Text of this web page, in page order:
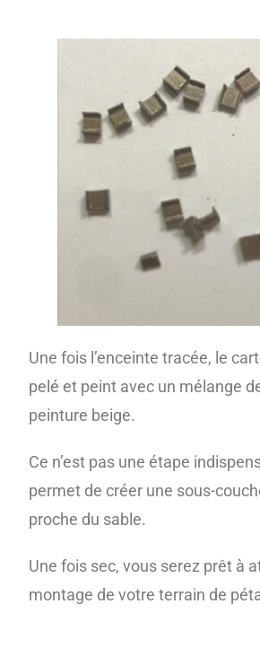
Une fois l’enceinte tracée, le
pelé et peint avec un mélange
peinture beige.
Ce n’est pas une étape
permet de créer une sous-
proche du sable.
Une fois sec, vous serez prêt à
montage de votre terrain de